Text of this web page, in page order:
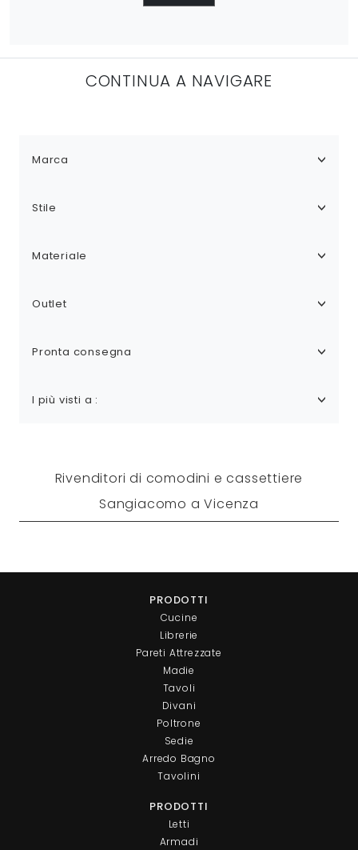
CONTINUA A NAVIGARE
Marca
Stile
Materiale
Outlet
Pronta consegna
I più visti a :
Rivenditori di comodini e cassettiere
Sangiacomo a Vicenza
PRODOTTI
Cucine
Librerie
Pareti Attrezzate
Madie
Tavoli
Divani
Poltrone
Sedie
Arredo Bagno
Tavolini
PRODOTTI
Letti
Armadi